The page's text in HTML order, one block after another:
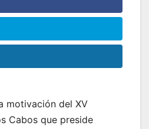
motivación del XV
Cabos que preside